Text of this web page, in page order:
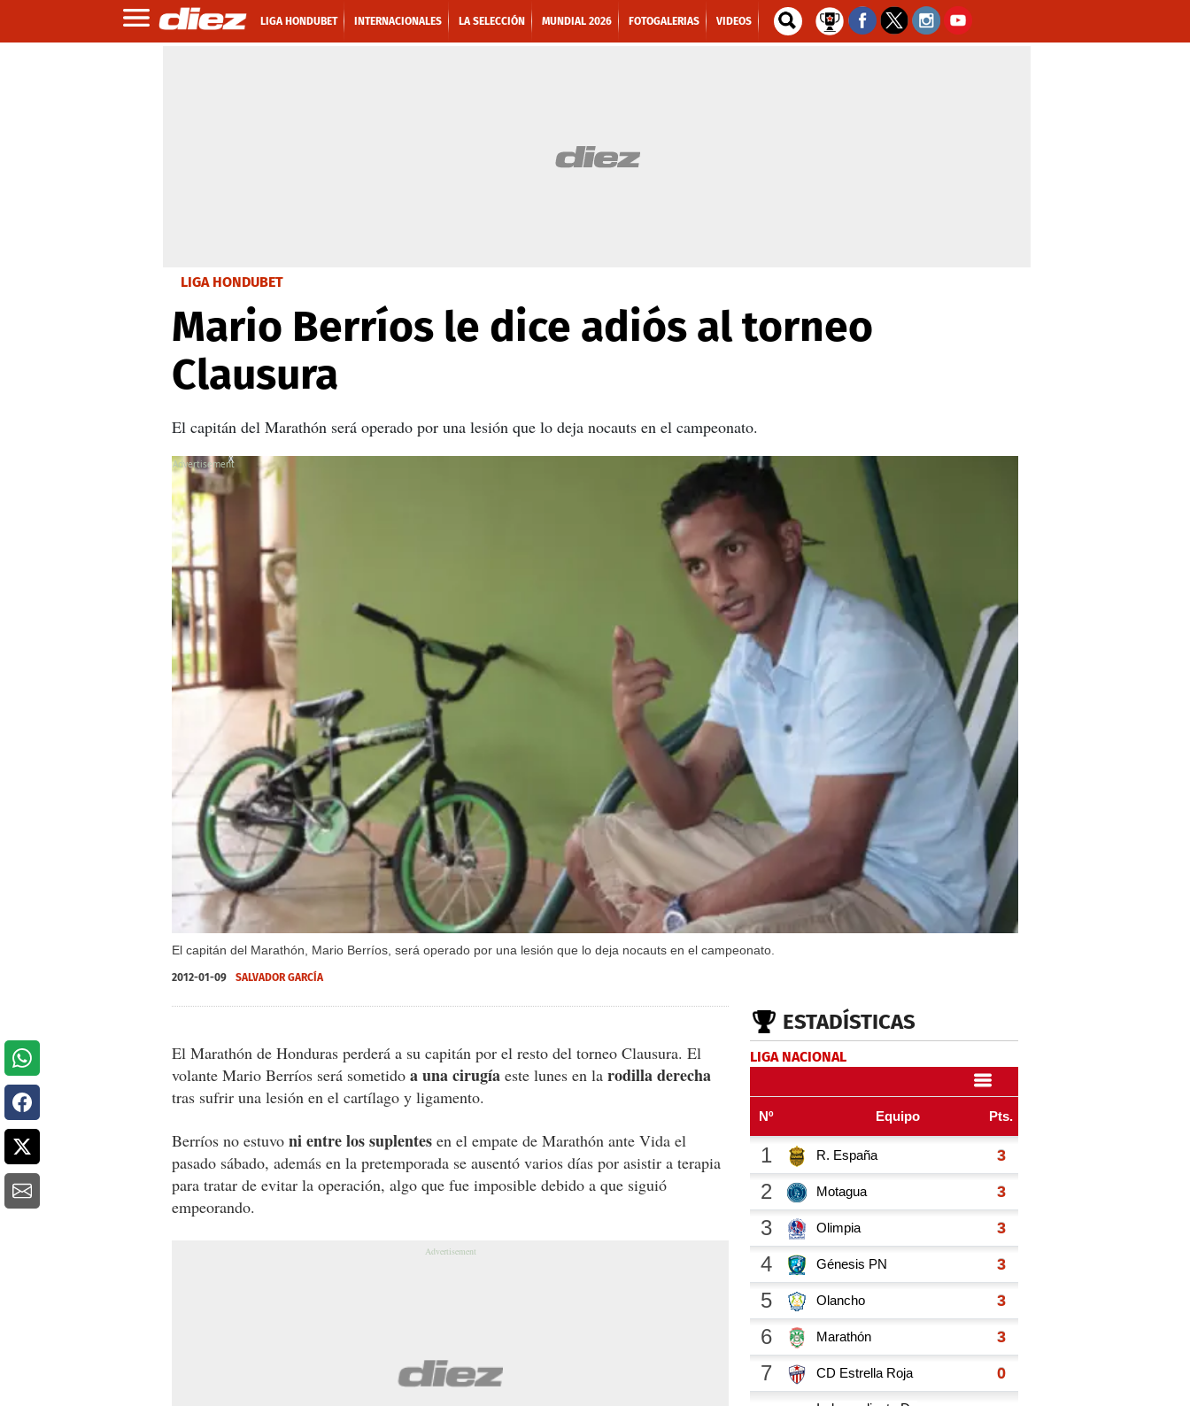
LIGA HONDUBET INTERNACIONALES LA SELECCIÓN MUNDIAL 2026 FOTOGALERIAS VIDEOS
LIGA HONDUBET
Mario Berríos le dice adiós al torneo
Clausura
El capitán del Marathón será operado por una lesión que lo deja nocauts en el campeonato.
El capitán del Marathón, Mario Berríos, será operado por una lesión que lo deja nocauts en el campeonato.
X
2012-01-09 SALVADOR GARCÍ­A
El Marathón de Honduras perderá a su capitán por el resto del torneo Clausura. El
volante Mario Berríos será sometido a una cirugía este lunes en la rodilla derecha
tras sufrir una lesión en el cartílago y ligamento.
Berríos no estuvo ni entre los suplentes en el empate de Marathón ante Vida el
pasado sábado, además en la pretemporada se ausentó varios días por asistir a terapia
para tratar de evitar la operación, algo que fue imposible debido a que siguió
empeorando.
ESTADÍSTICAS
LIGA NACIONAL